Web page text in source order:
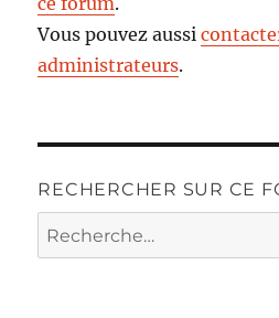
Vous pouvez aussi
administrateurs.
RECHERCHER SUR CE
Recherche
pour :